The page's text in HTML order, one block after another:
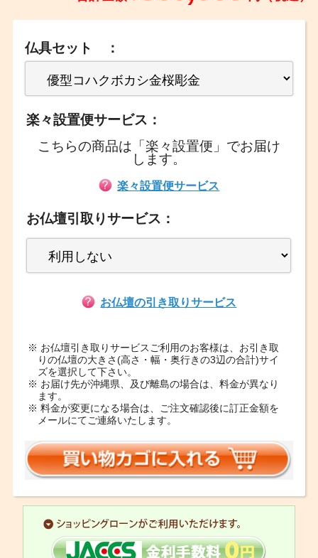
仏具セット ：
楽々設置便サービス：
こちらの商品は「楽々設置便」でお届け
します。
楽々設置便サービス
お仏壇引取りサービス：
お仏壇の引き取りサービス
※ お仏壇引き取りサービスご利用のお客様は、お引き取
りの仏壇の大きさ(高さ・幅・奥行きの3辺の合計)サイ
ズを選択して下さい。
※ お届け先が沖縄県、及び離島の場合は、料金が異なり
ます。
※ 料金が変更になる場合は、ご注文確認後に訂正金額を
メールにてご連絡いたします。